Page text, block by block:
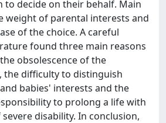
to decide on their behalf. Main
weight of parental interests and
of the choice. A careful
found three main reasons
obsolescence of the
the difficulty to distinguish
babies' interests and the
to prolong a life with
disability. In conclusion,